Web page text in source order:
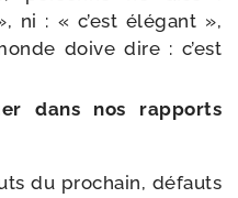
ni : « c’est élé­gant »,
doive dire : c’est
dans nos rap­ports
du pro­chain, défauts